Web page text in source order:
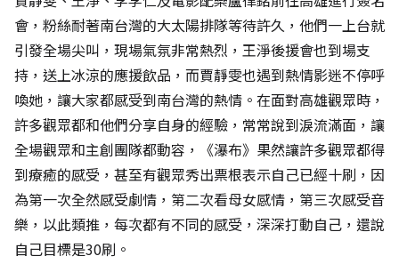
會，粉絲耐著南台灣的大太陽排隊等待許久，他們一上台就
引發全場尖叫，現場氣氛非常熱烈，王淨後援會也到場支
持，送上冰涼的應援飲品，而賈靜雯也遇到熱情影迷不停呼
喚她，讓大家都感受到南台灣的熱情。在面對高雄觀眾時，
許多觀眾都和他們分享自身的經驗，常常說到淚流滿面，讓
全場觀眾和主創團隊都動容，《瀑布》果然讓許多觀眾都得
到療癒的感受，甚至有觀眾秀出票根表示自己已經十刷，因
為第一次全然感受劇情，第二次看母女感情，第三次感受音
樂，以此類推，每次都有不同的感受，深深打動自己，還說
自己目標是30刷。